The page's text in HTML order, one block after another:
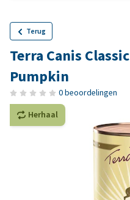
Terug
Terra Canis
Pumpkin
0 beoordelingen
Herhaal